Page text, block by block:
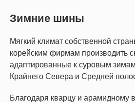
Зимние шины
Мягкий климат собственной
корейским фирмам производить
адаптированные к суровым
Крайнего Севера и Средней
Благодаря кварцу и арамидному